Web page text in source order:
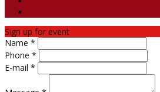
Sign up for event
Name *
Phone *
E-mail *